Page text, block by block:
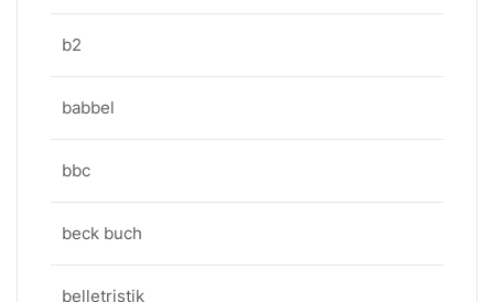
b2
babbel
bbc
beck buch
belletristik